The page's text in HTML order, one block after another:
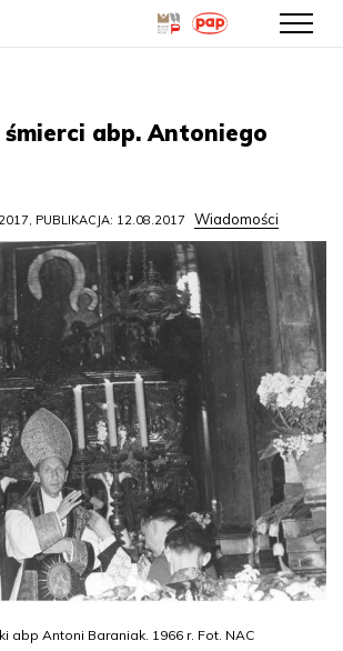
treści
abp. Antoniego
PUBLIKACJA: 12.08.2017 Wiadomości
abp Antoni Baraniak. 1966 r. Fot. NAC